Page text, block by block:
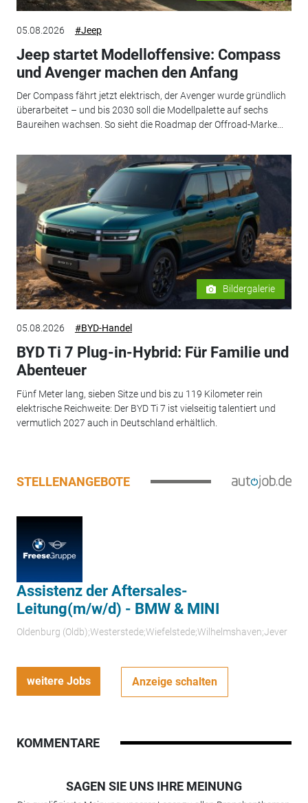
05.08.2026 #Jeep
Jeep startet Modelloffensive: Compass
und Avenger machen den Anfang
Der Compass fährt jetzt elektrisch, der Avenger wurde gründlich
überarbeitet – und bis 2030 soll die Modellpalette auf sechs
Baureihen wachsen. So sieht die Roadmap der Offroad-Marke...
Bildergalerie
05.08.2026 #BYD-Handel
BYD Ti 7 Plug-in-Hybrid: Für Familie und
Abenteuer
Fünf Meter lang, sieben Sitze und bis zu 119 Kilometer rein
elektrische Reichweite: Der BYD Ti 7 ist vielseitig talentiert und
vermutlich 2027 auch in Deutschland erhältlich.
STELLENANGEBOTE
Assistenz der Aftersales-
Leitung(m/w/d) - BMW & MINI
Oldenburg (Oldb);Westerstede;Wiefelstede;Wilhelmshaven;Jever
weitere Jobs Anzeige schalten
KOMMENTARE
SAGEN SIE UNS IHRE MEINUNG